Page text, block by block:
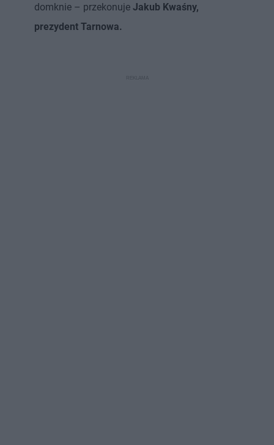
domknie – przekonuje Jakub Kwaśny,
prezydent Tarnowa.